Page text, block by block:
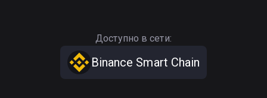
Доступно в сети:
Binance Smart Chain